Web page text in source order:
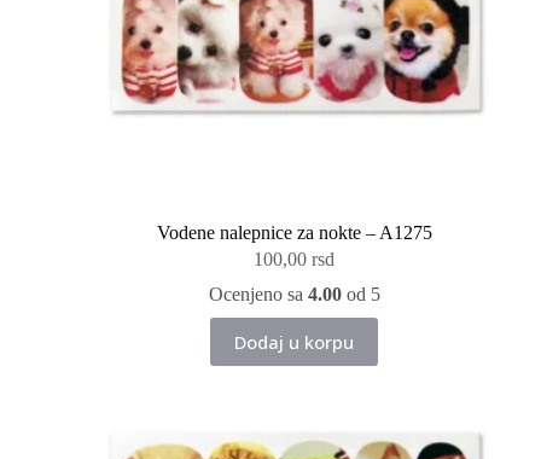
Vodene nalepnice za nokte – A1275
100,00rsd
Ocenjeno sa 4.00od 5
Dodaj u korpu